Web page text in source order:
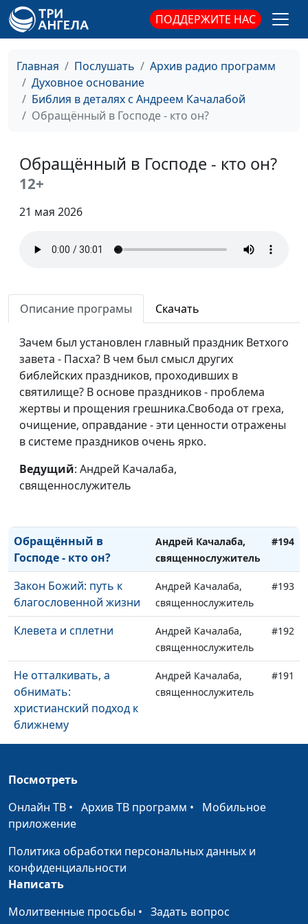
ПОДДЕРЖИТЕ НАС
Главная Послушать
Архив радио программ
Духовное основание
Библия в деталях с Андреем Качалабой
Обращённый в Господе - кто он?
Обращённый в Господе - кто он?
12+
21 мая 2026
Описание програмы Скачать
Зачем был установлен главный праздник Ветхого
завета - Пасха? В чем был смысл других
библейских праздников, проходивших в
святилище? В основе праздников - проблема
жертвы и прощения грешника.Свобода от греха,
очищение, оправдание - эти ценности отражены
в системе праздников очень ярко.
Ведущий: Андрей Качалаба,
священнослужитель
Святое место
Андрей Качалаба,
священнослужитель
#205
Величайшая победа
Андрей Качалаба,
#204
Величайшая милость
Божья
Андрей Качалаба,
священнослужитель
священнослужитель
священнослужитель
священнослужитель
христианства: от
знания к действию
священнослужитель
Божья помощь в
искушениях: обретая
силу для победы
Андрей Качалаба,
священнослужитель
Когда конец света?
Андрей Качалаба,
священнослужитель
В ожидании Христа: как
Обращённый в
Господе - кто он?
Андрей Качалаба,
священнослужитель
#194
Закон Божий: путь к
благословенной жизни
Андрей Качалаба,
священнослужитель
#193
Клевета и сплетни
Андрей Качалаба,
священнослужитель
#192
Не отталкивать, а
обнимать:
христианский подход к
ближнему
Андрей Качалаба,
священнослужитель
#191
своими делами
Вера VS Дела
Андрей Качалаба,
Не ропщи
Андрей Качалаба,
Библия: руководство к
действию, а не
священнослужитель
Посмотреть
Онлайн ТВ • Архив ТВ программ • Мобильное
приложение
Политика обработки персональных данных и
конфиденциальности
Написать
Молитвенные просьбы • Задать вопрос